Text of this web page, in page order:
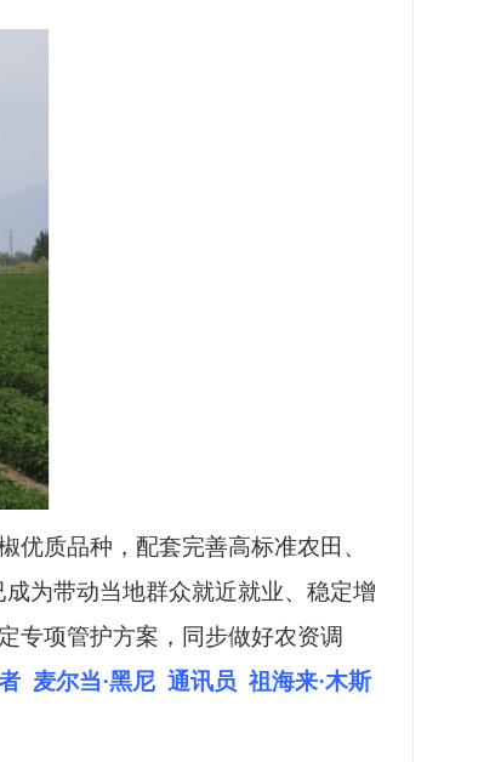
优质品种，配套完善高标准农田、
为带动当地群众就近就业、稳定增
专项管护方案，同步做好农资调
麦尔当·黑尼 通讯员 祖海来·木斯